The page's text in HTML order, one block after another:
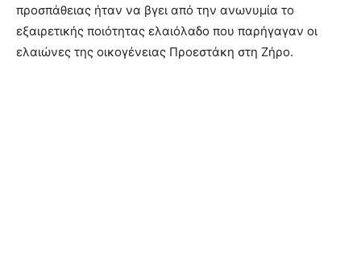
προσπάθειας ήταν να βγει από την ανωνυμία το
εξαιρετικής ποιότητας ελαιόλαδο που παρήγαγαν οι
ελαιώνες της οικογένειας Προεστάκη στη Ζήρο.